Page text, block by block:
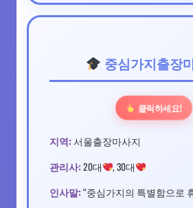
중심가지출장
클릭하세요!
지역: 서울출장마사지
관리사: 20대 , 30대
인사말: “중심가지의 특별함으로